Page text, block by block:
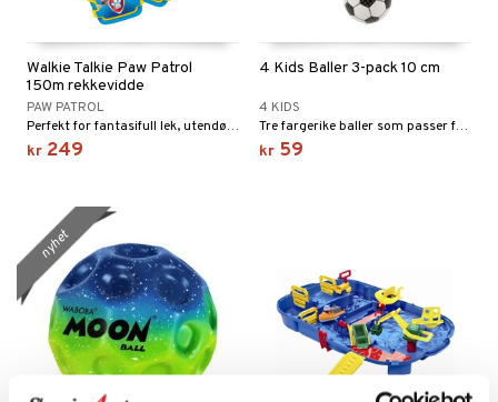
Walkie Talkie Paw Patrol
150m rekkevidde
PAW PATROL
Perfekt for fantasifull lek, utendørsaktiviteter og eventyr hjemme!
kr 249
4 Kids Baller 3-pack 10 cm
4 KIDS
Tre fargerike baller som passer for alle!
kr 59
nyhet